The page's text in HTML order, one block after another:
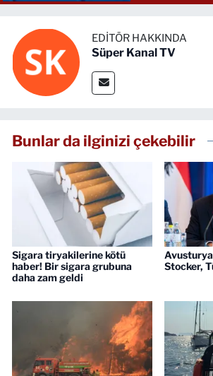
EDITÖR HAKKINDA
Süper Kanal TV
Bunlar da ilginizi çekebilir
Sigara tiryakilerine kötü
haber! Bir sigara grubuna
daha zam geldi
Stocker,